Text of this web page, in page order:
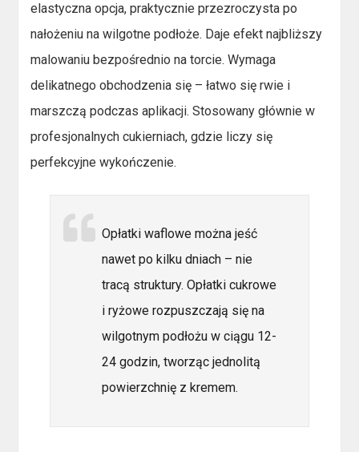
elastyczna opcja, praktycznie przezroczysta po
nałożeniu na wilgotne podłoże. Daje efekt najbliższy
malowaniu bezpośrednio na torcie. Wymaga
delikatnego obchodzenia się – łatwo się rwie i
marszczą podczas aplikacji. Stosowany głównie w
profesjonalnych cukierniach, gdzie liczy się
perfekcyjne wykończenie.
Opłatki waflowe można jeść
nawet po kilku dniach – nie
tracą struktury. Opłatki cukrowe
i ryżowe rozpuszczają się na
wilgotnym podłożu w ciągu 12-
24 godzin, tworząc jednolitą
powierzchnię z kremem.